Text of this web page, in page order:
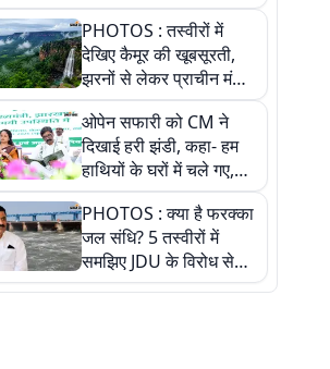
PHOTOS : तस्वीरों में
देखिए कैमूर की खूबसूरती,
झरनों से लेकर प्राचीन मंदिरों
तक प्रकृति और आस्था का
अद्भुत संगम
ओपेन सफारी को CM ने
दिखाई हरी झंडी, कहा- हम
हाथियों के घरों में चले गए,
देखें तस्वीरें
PHOTOS : क्या है फरक्का
जल संधि? 5 तस्वीरों में
समझिए JDU के विरोध से
लेकर बिहार पर असर तक